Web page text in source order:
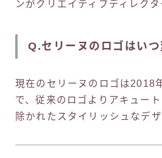
ンがクリエイティブディレクタ
Q.セリーヌのロゴはいつ
現在のセリーヌのロゴは2018
で、従来のロゴよりアキュー
除かれたスタイリッシュなデ